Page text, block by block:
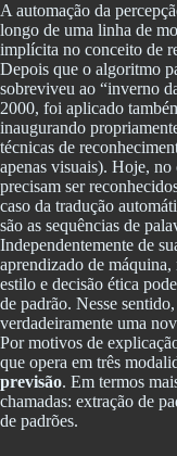
A automação da
longo de uma linha de
implícita no conceito de
Depois que o algoritmo
sobreviveu ao “inverno
2000, foi aplicado
inaugurando
técnicas de
apenas visuais). Hoje, no
precisam ser
caso da tradução
são as sequências de
Independentemente de
aprendizado de
estilo e decisão ética
de padrão. Nesse
verdadeiramente uma
Por motivos de
que opera em três
previsão. Em termos
chamadas: extração de
de padrões.